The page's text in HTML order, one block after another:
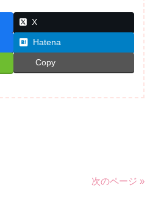
X
Hatena
Copy
次のページ »